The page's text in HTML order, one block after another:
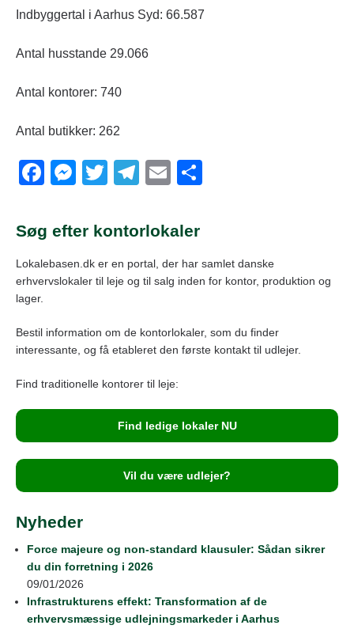
Indbyggertal i Aarhus Syd: 66.587
Antal husstande 29.066
Antal kontorer: 740
Antal butikker: 262
F
c
e
b
o
k
M
ss
n
er
T
tt
T
e
a
E
ail
Søg efter kontorlokaler
Lokalebasen.dk er en portal, der har samlet danske
erhvervslokaler til leje og til salg inden for kontor, produktion og
lager.
Bestil information om de kontorlokaler, som du finder
interessante, og få etableret den første kontakt til udlejer.
Find traditionelle kontorer til leje:
Find ledige lokaler NU
Vil du være udlejer?
Nyheder
Force majeure og non-standard klausuler: Sådan sikrer
du din forretning i 2026
09/01/2026
Infrastrukturens effekt: Transformation af de
erhvervsmæssige udlejningsmarkeder i Aarhus